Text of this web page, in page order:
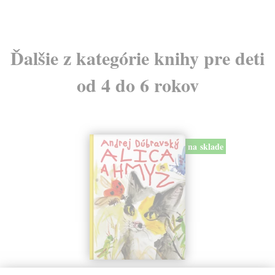
Ďalšie z kategórie knihy pre deti
od 4 do 6 rokov
na sklade